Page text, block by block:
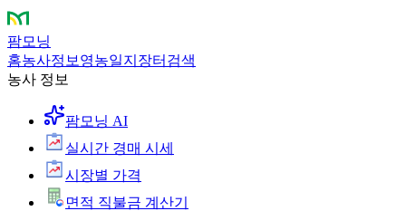
팜모닝
홈농사정보 영농일지 장터 검색
농사 정보
팜모닝 AI
실시간 경매 시세
시장별 가격
면적 직불금 계산기